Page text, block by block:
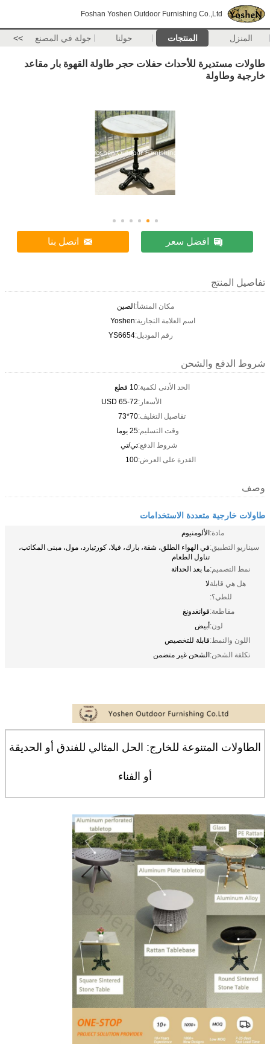
Foshan Yoshen Outdoor Furnishing Co.,Ltd
المنزل المنتجات حولنا جولة في المصنع >>
طاولات مستديرة للأحداث حفلات حجر طاولة القهوة بار مقاعد
خارجية وطاولة
افضل سعر اتصل بنا
تفاصيل المنتج
مكان المنشأ:الصين
اسم العلامة التجارية:Yoshen
رقم الموديل:YS6654
شروط الدفع والشحن
الحد الأدنى لكمية:10 قطع
الأسعار:USD 65-72
تفاصيل التغليف:70*73
وقت التسليم:25 يوما
شروط الدفع:تي/تي
القدرة على العرض:100
وصف
طاولات خارجية متعددة الاستخدامات
مادة:الألومنيوم
سيناريو التطبيق:في الهواء الطلق، شقة، بارك، فيلا، كورتيارد، مول، مبنى المكاتب،
تناول الطعام
نمط التصميم:ما بعد الحداثة
هل هي قابلة
للطي؟:
لا
مقاطعة:قوانغدونغ
لون:أبيض
اللون والنمط:قابلة للتخصيص
تكلفة الشحن:الشحن غير متضمن
الطاولات المتنوعة للخارج: الحل المثالي للفندق أو الحديقة
أو الفناء